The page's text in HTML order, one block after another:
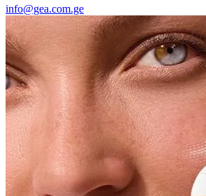
info@gea.com.ge